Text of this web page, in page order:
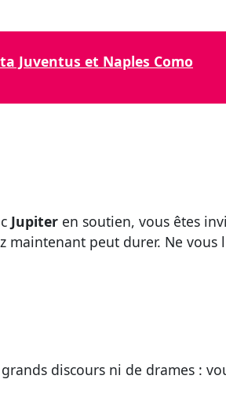
Juventus et Naples Como
Jupiter en soutien, vous êtes
maintenant peut durer. Ne vous
discours ni de drames :